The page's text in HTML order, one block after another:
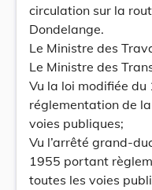
circulation sur la
Dondelange.
Le Ministre des
Le Ministre des
Vu la loi modifiée
réglementation de
voies publiques;
Vu l’arrêté grand-
1955 portant
toutes les voies